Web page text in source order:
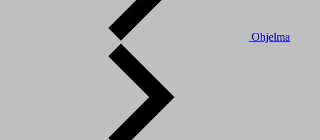
Ohjelma